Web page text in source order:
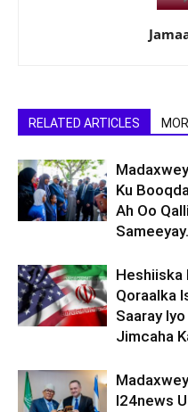
RELATED ARTICLES
Ku
Ah Oo
Sameeyay.
Heshiiska
Qoraalka
Saaray
Jimcaha
I24news